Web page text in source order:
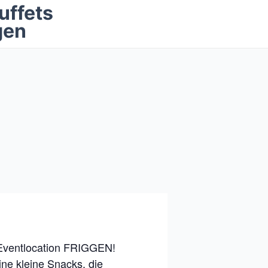
FRIGGEN!
kleine Snacks, die